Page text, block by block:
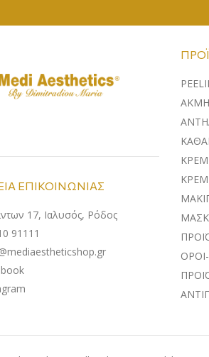
ΕΠΙΚΟΙΝΩΝΙΑΣ
17, Ιαλυσός, Ρόδος
91111
ΑΚΜΗ